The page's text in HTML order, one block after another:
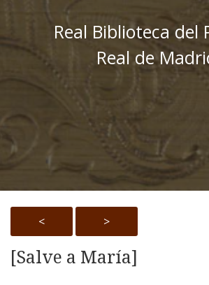
Real Biblioteca del
Real de
< >
[Salve a María]